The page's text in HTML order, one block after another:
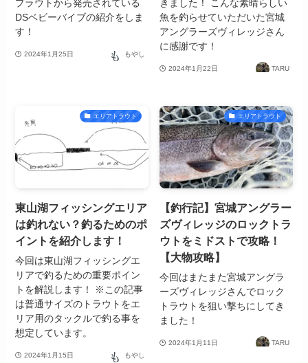
プラウトから発売されている
DSベビーバイブの紹介をしま
す！
2024年1月25日 もやし
きました！ こんな素晴らしい
魚を釣らせていただいた宮城
アングラーズヴィレッジさん
に感謝です！
2024年1月22日 TARU
エリアトラウト
東山湖フィッシングエリア
は釣れない？釣るためのポ
イントを紹介します！
今回は東山湖フィッシングエ
リアで釣るための重要ポイン
トを解説します！ ※この記事
は普通サイズのトラウトをエ
リア用のタックルで釣る事を
想定しています。
2024年1月15日 もやし
エリアトラウト
【釣行記】宮城アングラー
ズヴィレッジのロックトラ
ウトをミドストで攻略！
【大物攻略】
今回はまたまた宮城アングラ
ーズヴィレッジさんでロック
トラウトを狙い撃ちにしてき
ました！
2024年1月11日 TARU